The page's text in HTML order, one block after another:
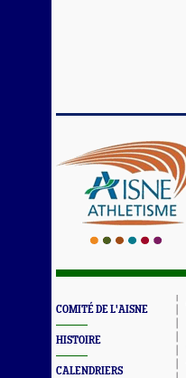
COMITÉ DE L'AISNE
HISTOIRE
CALENDRIERS